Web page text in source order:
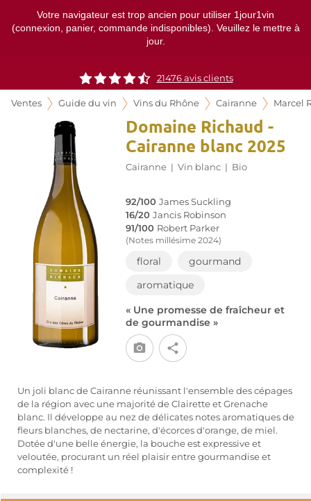
Votre navigateur est trop ancien pour utiliser 1jour1vin
(connexion, panier, commande indisponibles). Veuillez le mettre à
jour.
21476avis clients
Ventes Guide du vin Vins du Rhône Cairanne Marcel
Domaine Richaud -
Cairanne blanc 2025
Cairanne | Vin blanc | Bio
92/100 James Suckling
16/20 Jancis Robinson
91/100 Robert Parker
(Notes millésime 2024)
floral
gourmand
aromatique
« Une promesse de fraîcheur et
de gourmandise »
Un joli blanc de Cairanne réunissant l'ensemble des cépages
de la région avec une majorité de Clairette et Grenache
blanc. Il développe au nez de délicates notes aromatiques de
fleurs blanches, de nectarine, d'écorces d'orange, de miel.
Dotée d'une belle énergie, la bouche est expressive et
veloutée, procurant un réel plaisir entre gourmandise et
complexité !